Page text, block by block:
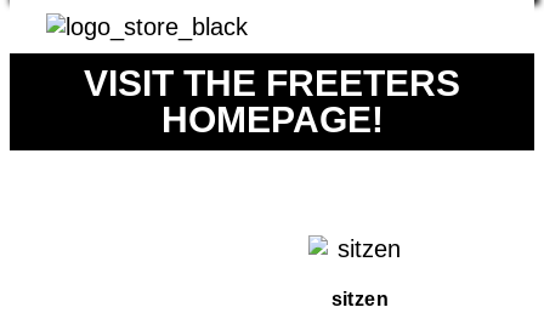
VISIT THE FREETERS
HOMEPAGE!
sitzen